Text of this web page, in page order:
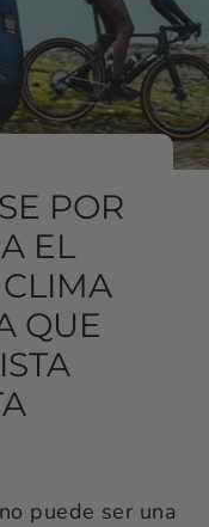
POR
EL
QUE
puede ser una